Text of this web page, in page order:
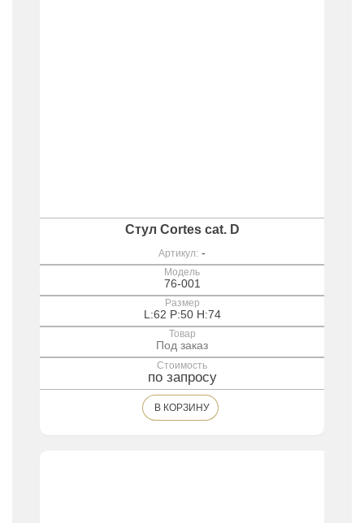
Стул Cortes cat. D
Артикул: -
Модель
76-001
Размер
L:62 P:50 H:74
Товар
Под заказ
Стоимость
по запросу
В КОРЗИНУ